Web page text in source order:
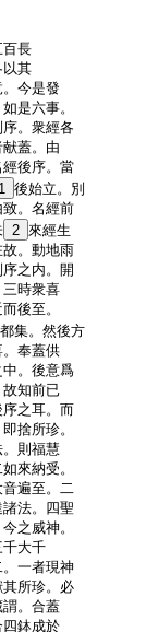
百長
以其
今是發
是六事。
。衆經各
蓋。由
後序。當
1 後始立。別
。名經前
2 來經生
。動地雨
之内。開
時衆喜
後至。
集。然後方
奉蓋供
。後意爲
知前已
之耳。而
捨所珍。
。則福慧
來納受。
遍至。二
法。四聖
之威神。
千大千
一者現神
所珍。必
。合蓋
鉢成於